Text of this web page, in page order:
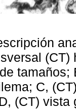
C,
(CT)